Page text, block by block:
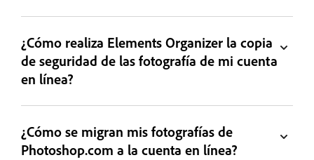
¿Cómo realiza Elements Organizer la copia
de seguridad de las fotografía de mi cuenta
en línea?
¿Cómo se migran mis fotografías de
Photoshop.com a la cuenta en línea?